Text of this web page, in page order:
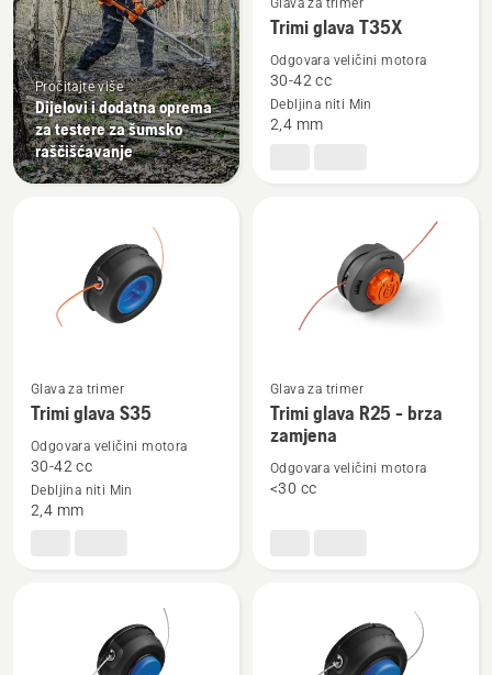
Pročitajte više
Dijelovi i dodatna oprema
za testere za šumsko
raščišćavanje
Pogledajte
više
detalja
Trimi
Glava za trimer
Trimi glava T35X
Odgovara veličini motora
30-42 cc
Debljina niti Min
2,4 mm
Pogledajte
više
detalja
Trimi
Glava za trimer
Trimi glava S35
Odgovara veličini motora
30-42 cc
Debljina niti Min
2,4 mm
Pogledajte
više
detalja
Trimi
Glava za trimer
Trimi glava R25 - brza
zamjena
Odgovara veličini motora
<30 cc